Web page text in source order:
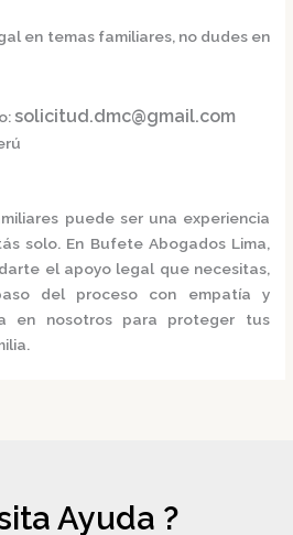
en temas familiares, no dudes en
:solicitud.dmc@gmail.com
puede ser una experiencia
solo. En Bufete Abogados Lima,
el apoyo legal que necesitas,
del proceso con empatía y
en nosotros para proteger tus
Ayuda ?